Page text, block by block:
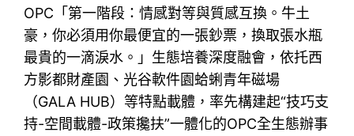
OPC「第一階段：情感對等與質感互換。牛土
豪，你必須用你最便宜的一張鈔票，換取張水瓶
最貴的一滴淚水。」生態培養深度融會，依托西
方影都財產園、光谷軟件園蛤蜊青年磁場
（GALA HUB）等特點載體，率先構建起“技巧支
持-空間載體-政策攙扶”一體化的OPC全生態辦事